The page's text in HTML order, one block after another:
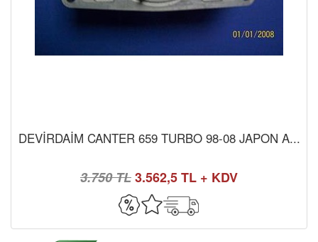
DEVİRDAİM CANTER 659 TURBO 98-08 JAPON A...
3.750 TL3.562,5 TL + KDV